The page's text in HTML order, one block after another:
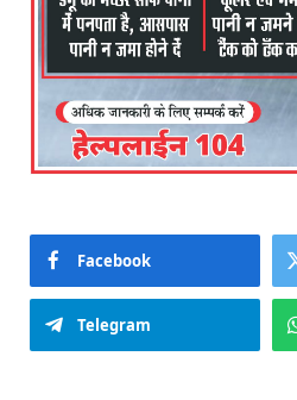
Facebook
Telegram